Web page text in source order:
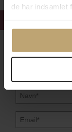
de har indsamlet